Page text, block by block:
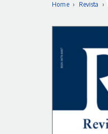
Home › Revista ›